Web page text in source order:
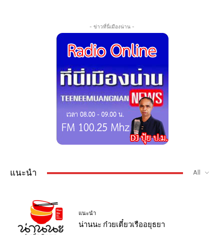
- ข่าวที่นี่เมืองน่าน -
แนะนำ All
แนะนำ
น่านนะ ก๋วยเตี๋ยวเรืออยุธยา